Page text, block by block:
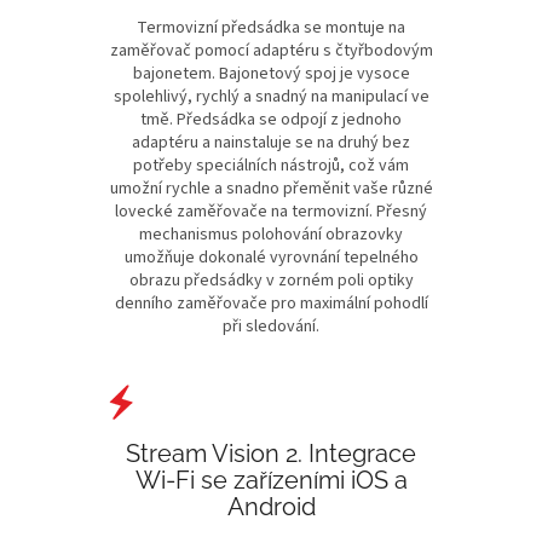
Termovizní předsádka se montuje na
zaměřovač pomocí adaptéru s čtyřbodovým
bajonetem. Bajonetový spoj je vysoce
spolehlivý, rychlý a snadný na manipulací ve
tmě. Předsádka se odpojí z jednoho
adaptéru a nainstaluje se na druhý bez
potřeby speciálních nástrojů, což vám
umožní rychle a snadno přeměnit vaše různé
lovecké zaměřovače na termovizní. Přesný
mechanismus polohování obrazovky
umožňuje dokonalé vyrovnání tepelného
obrazu předsádky v zorném poli optiky
denního zaměřovače pro maximální pohodlí
při sledování.
Stream Vision 2. Integrace
Wi-Fi se zařízeními iOS a
Android